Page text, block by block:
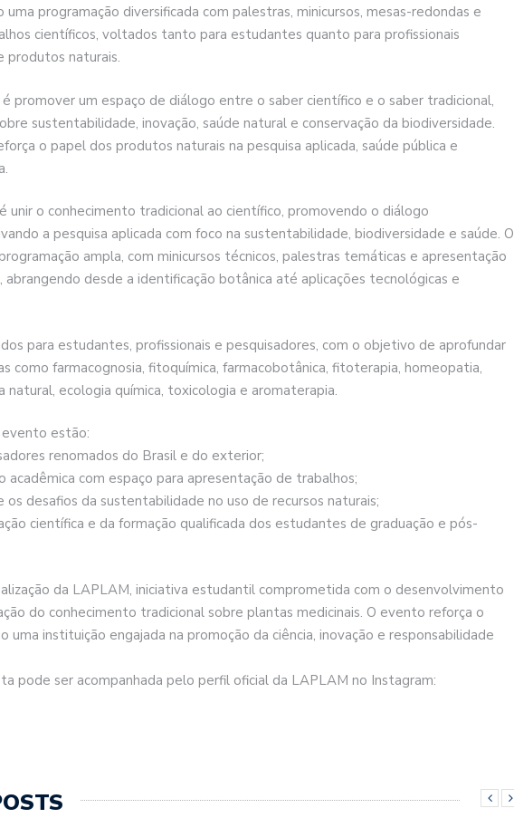
programação diversificada com palestras, minicursos, mesas-redondas e
científicos, voltados tanto para estudantes quanto para profissionais
produtos naturais.
promover um espaço de diálogo entre o saber científico e o saber tradicional,
sustentabilidade, inovação, saúde natural e conservação da biodiversidade.
o papel dos produtos naturais na pesquisa aplicada, saúde pública e
o conhecimento tradicional ao científico, promovendo o diálogo
a pesquisa aplicada com foco na sustentabilidade, biodiversidade e saúde. O
ampla, com minicursos técnicos, palestras temáticas e apresentação
abrangendo desde a identificação botânica até aplicações tecnológicas e
para estudantes, profissionais e pesquisadores, com o objetivo de aprofundar
como farmacognosia, fitoquímica, farmacobotânica, fitoterapia, homeopatia,
natural, ecologia química, toxicologia e aromaterapia.
estão:
renomados do Brasil e do exterior;
acadêmica com espaço para apresentação de trabalhos;
os desafios da sustentabilidade no uso de recursos naturais;
científica e da formação qualificada dos estudantes de graduação e pós-
da LAPLAM, iniciativa estudantil comprometida com o desenvolvimento
do conhecimento tradicional sobre plantas medicinais. O evento reforça o
uma instituição engajada na promoção da ciência, inovação e responsabilidade
pode ser acompanhada pelo perfil oficial da LAPLAM no Instagram: